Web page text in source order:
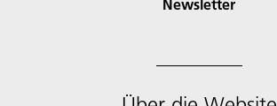
Newsletter